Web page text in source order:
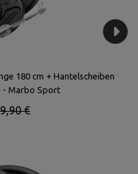
180 cm + Hantelscheiben
- Marbo Sport
€